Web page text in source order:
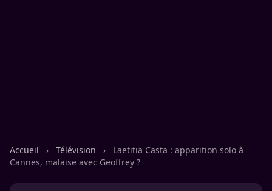
Accueil › Télévision ›
Laetitia Casta : apparition solo à
Cannes, malaise avec Geoffrey ?